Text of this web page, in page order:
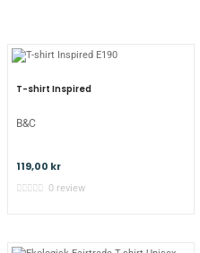
T-shirt Inspired
B&C
119,00 kr
0 review